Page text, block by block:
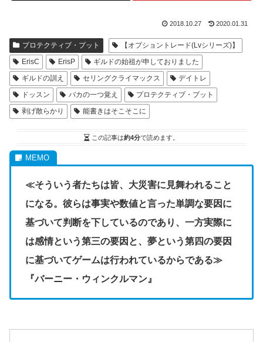
2018.10.27 2020.01.31
プロテクティブ・プット
【オプショントレード(Lvシリーズ)】
ErisC
ErisP
ギルドの始祖が申しておりました
ギルドの訓え
セリングクライマックス
デイトレ
ドッスン
バカの一つ覚え
プロテクティブ・プット
剥げ散らかり
能書きはそこそこに
この記事は約4分で読めます。
≪そういう者たちは皆、大災害に見舞われること
になる。彼らは事実や数値と言った単調な要因に
基づいて判断を下しているのであり、一方実際に
は感情という第三の要因と、夢という第四の要因
に基づいてゲームは行われているからである≫
『バーニー・ウィンクルマン』